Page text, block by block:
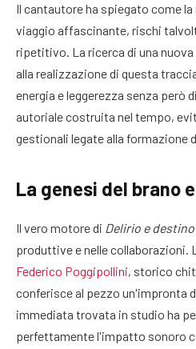
Il cantautore ha spiegato come
viaggio affascinante, rischi
ripetitivo. La ricerca di una
alla realizzazione di questa
energia e leggerezza senza però
autoriale costruita nel tempo,
gestionali legate alla formazione
La genesi del brano
Il vero motore di Delirio e destino
produttive e nelle collaborazioni.
Federico Poggipollini, storico
conferisce al pezzo un'impronta
immediata trovata in studio ha
perfettamente l'impatto sonoro